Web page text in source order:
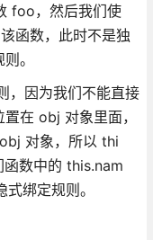
foo，然后我们使
函数，此时不是独
。
，因为我们不能直接
在 obj 对象里面，
对象，所以 thi
数中的 this.nam
绑定规则。